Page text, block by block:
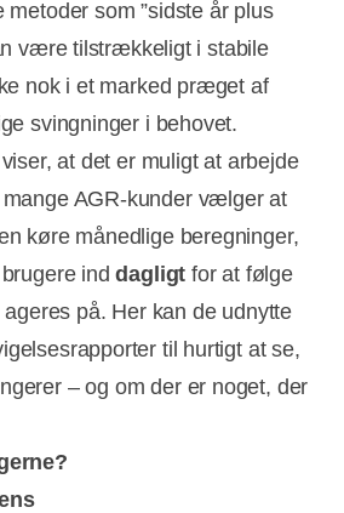
som ”sidste år plus
være tilstrækkeligt i stabile
nok i et marked præget af
svingninger i behovet.
at det er muligt at arbejde
AGR-kunder vælger at
køre månedlige beregninger,
inddagligt for at følge
på. Her kan de udnytte
til hurtigt at se,
– og om der er noget, der